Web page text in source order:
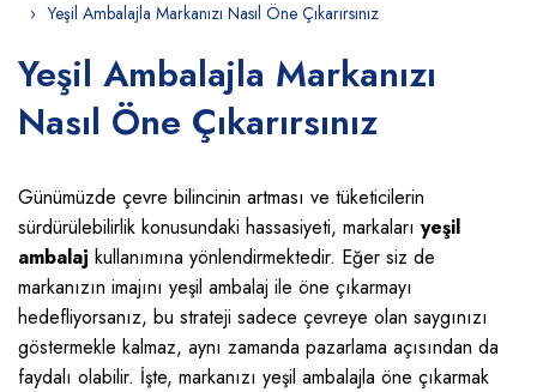
Yeşil Ambalajla Markanızı Nasıl Öne Çıkarırsınız
Yeşil Ambalajla Markanızı
Nasıl Öne Çıkarırsınız
Günümüzde çevre bilincinin artması ve tüketicilerin
sürdürülebilirlik konusundaki hassasiyeti, markaları yeşil
ambalaj kullanımına yönlendirmektedir. Eğer siz de
markanızın imajını yeşil ambalaj ile öne çıkarmayı
hedefliyorsanız, bu strateji sadece çevreye olan saygınızı
göstermekle kalmaz, aynı zamanda pazarlama açısından da
faydalı olabilir. İşte, markanızı yeşil ambalajla öne çıkarmak